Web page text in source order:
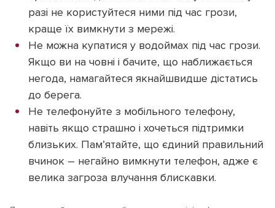
разі не користуйтеся ними під час грози,
краще їх вимкнути з мережі.
Не можна купатися у водоймах під час грози.
Якщо ви на човні і бачите, що наближається
негода, намагайтеся якнайшвидше дістатись
до берега.
Не телефонуйте з мобільного телефону,
навіть якщо страшно і хочеться підтримки
близьких. Пам’ятайте, що єдиний правильний
вчинок – негайно вимкнути телефон, адже є
велика загроза влучання блискавки.